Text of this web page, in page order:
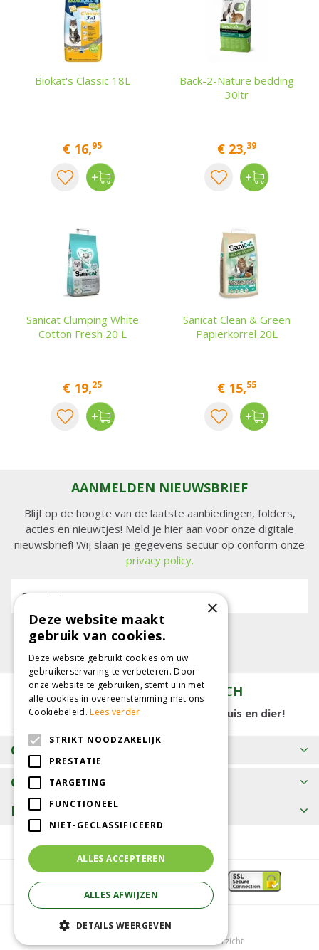
Biokat's Classic 18L
€ 16,95
Back-2-Nature bedding
30ltr
€ 23,39
Sanicat Clumping White
Cotton Fresh 20 L
€ 19,25
Sanicat Clean & Green
Papierkorrel 20L
€ 15,55
AANMELDEN NIEUWSBRIEF
Blijf op de hoogte van de laatste aanbiedingen, folders,
acties en nieuwtjes! Meld je hier aan voor onze digitale
nieuwsbrief! Wij slaan je gegevens secuur op conform onze
privacy policy.
E-mailadres:
TUINCENTRUM KOLBACH
15.000 m2 winkelplezier voor tuin, huis en dier!
OPENINGSTIJDEN
CONTACT
MEER INFORMATIE
© Tuincentrum Kolbach
Tuincentrum Overzicht
×
Deze website maakt
gebruik van cookies.
Deze website gebruikt cookies om uw
gebruikerservaring te verbeteren. Door
onze website te gebruiken, stemt u in met
alle cookies in overeenstemming met ons
Cookiebeleid.Lees verder
STRIKT NOODZAKELIJK
PRESTATIE
TARGETING
FUNCTIONEEL
NIET-GECLASSIFICEERD
ALLES ACCEPTEREN
ALLES AFWIJZEN
DETAILS WEERGEVEN